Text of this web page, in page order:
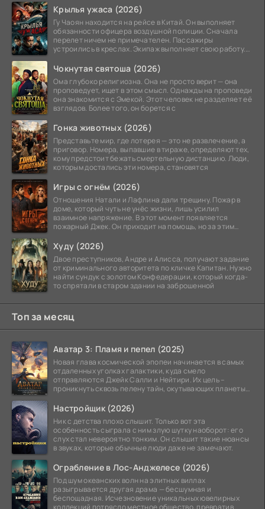
Крылья ужаса (2026)
Гу Чаоян находится на рейсе в Китай. Он выполняет
обязанности офицера воздушной полиции. Сначала
перелет ничем не примечателен. Пассажиры
устроились в креслах. Экипаж выполняет свою работу.
Чокнутая святоша (2026)
Ома глубоко религиозна. Она не просто верит — она
проповедует, ищет в этом смысл. Однажды на проповеди
она знакомится с Эмекой. Этот человек не разделяет её
взглядов. Более того, он борется с
Гонка животных (2026)
Представьте мир, где лотерея — это не развлечение, а
приговор. Номера, выпавшие в тираже, определяют тех,
кому предстоит бежать смертельную дистанцию. Люди,
которым достались эти номера, становятся
Игры с огнём (2026)
Отношения Натали и Лафлина дали трещину. Пожар в
доме, который чуть не унёс жизни, лишь усилил
взаимное напряжение. В этот момент появляется
пожарный Джек. Он приходит на помощь, но за этим
Худу (2026)
Двое преступников, Андре и Алисса, получают задание
от криминального авторитета по кличке Капитан. Нужно
найти сундук с золотом Конфедерации, который когда-
то спрятали в старом здании на заброшенной
Топ за месяц
Аватар 3: Пламя и пепел (2025)
Новая глава космической эпопеи начинается в самых
отдаленных уголках галактики, куда смело
отправляются Джейк Салли и Нейтири. Их цель –
проникнуть сквозь пелену тайн, окутывающих планеты
Настройщик (2026)
Ник с детства плохо слышит. Только вот эта
особенность сыграла с ним злую шутку наоборот: его
слух стал невероятно тонким. Он слышит такие нюансы
в звуках, которые обычные люди даже не замечают.
Ограбление в Лос-Анджелесе (2026)
Под шум океанских волн на элитных виллах
разыгрывается другая драма — бесшумная и
беспощадная. Исчезновение уникальных ювелирных
коллекций потрясло местное общество, превратив